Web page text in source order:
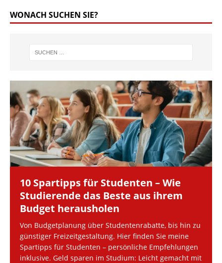
WONACH SUCHEN SIE?
10 Spartipps für Studenten – Wie
Studierende das Beste aus ihrem
Budget herausholen
Von Budgetplanung über Studentenrabatte, bis hin zu
günstiger Freizeitgestaltung. Hier finden Sie meine
Spartipps für Studenten – persönliche Empfehlungen
inklusive. Geld sparen im Studium: Leicht gemacht mit